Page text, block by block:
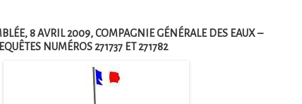
8 AVRIL 2009, COMPAGNIE GÉNÉRALE DES EAUX –
NUMÉROS 271737 ET 271782